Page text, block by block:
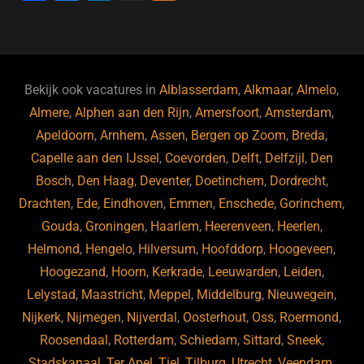
b
o
o
k
ky dI
n
Bekijk ook vacatures inAlblasserdam,Alkmaar,Almelo,
Almere,Alphen aan den Rijn,Amersfoort,Amsterdam,
Apeldoorn,Arnhem,Assen, Bergen op Zoom, Breda,
Capelle aan den IJssel, Coevorden, Delft, Delfzijl, Den
Bosch, Den Haag, Deventer, Doetinchem, Dordrecht,
Drachten, Ede, Eindhoven, Emmen, Enschede, Gorinchem,
Gouda, Groningen, Haarlem, Heerenveen, Heerlen,
Helmond, Hengelo, Hilversum, Hoofddorp, Hoogeveen,
Hoogezand, Hoorn, Kerkrade, Leeuwarden, Leiden,
Lelystad, Maastricht, Meppel, Middelburg, Nieuwegein,
Nijkerk, Nijmegen, Nijverdal, Oosterhout, Oss, Roermond,
Roosendaal, Rotterdam, Schiedam, Sittard, Sneek,